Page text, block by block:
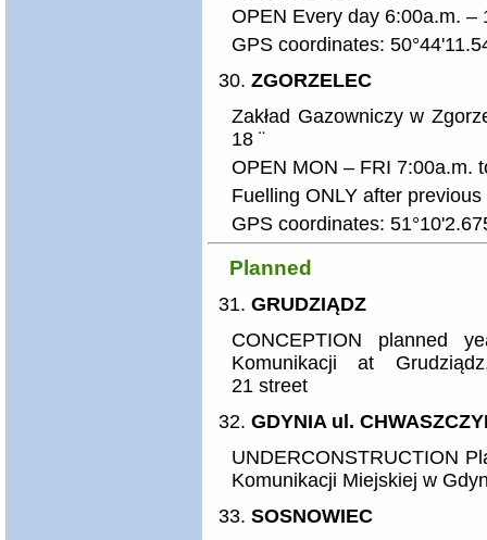
OPEN Every day 6:00a.m. –
GPS coordinates:
ZGORZELEC
Zakład Gazowniczy w
18 ¨
OPEN MON – FRI 7:00a.m.
Fuelling ONLY after previous
GPS coordinates:
Planned
GRUDZIĄDZ
CONCEPTION planned
Komunikacji at
21 street
GDYNIA ul.
UNDERCONSTRUCTION
Komunikacji Miejskiej w
SOSNOWIEC